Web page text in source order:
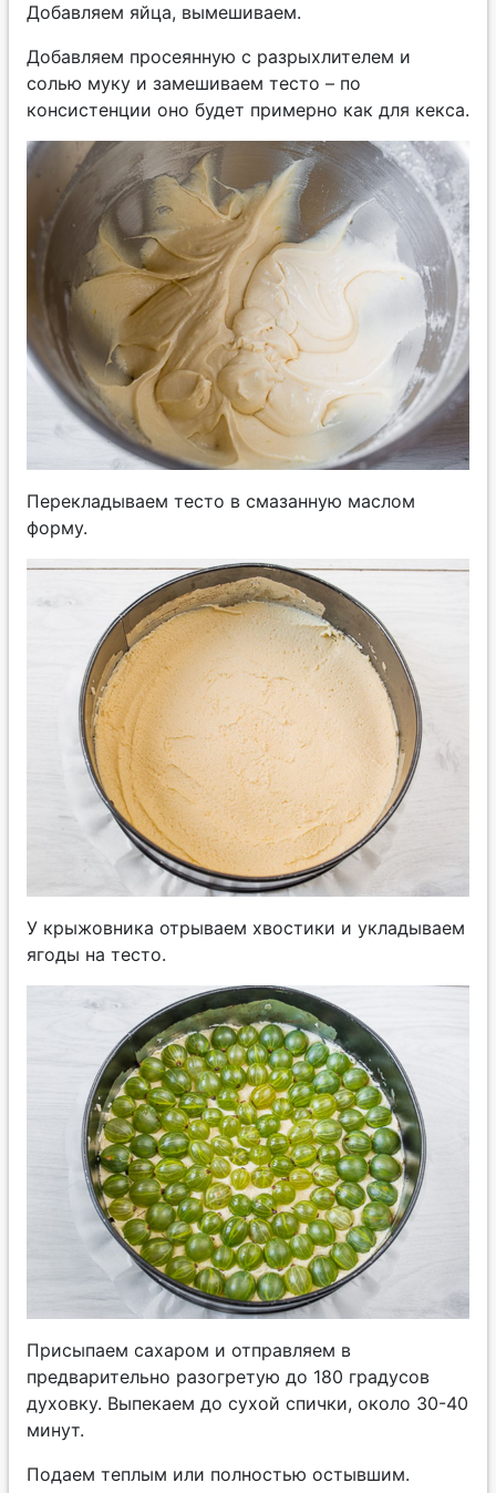
Добавляем яйца, вымешиваем.
Добавляем просеянную с разрыхлителем и
солью муку и замешиваем тесто – по
консистенции оно будет примерно как для кекса.
Перекладываем тесто в смазанную маслом
форму.
У крыжовника отрываем хвостики и укладываем
ягоды на тесто.
Присыпаем сахаром и отправляем в
предварительно разогретую до 180 градусов
духовку. Выпекаем до сухой спички, около 30-40
минут.
Подаем теплым или полностью остывшим.